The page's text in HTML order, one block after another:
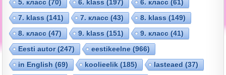
5. класс (70) 6. klass (197) 6. класс (61)
7. klass (141) 7. класс (43) 8. klass (149)
8. класс (47) 9. klass (151) 9. класс (41)
Eesti autor(247) eestikeelne (966)
in English (69) koolieelik (185) lasteaed (37)